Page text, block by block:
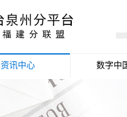
资讯中心 数字中